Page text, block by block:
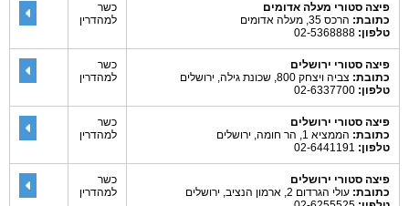
פיצה סטורי מעלה אדומים
כתובת: הרכס 35, מעלה אדומים
טלפון:
כשר
למהדרין
פיצה סטורי ירושלים
כתובת: צביה ויצחק 800, שכונת גילה, ירושלים
טלפון:
כשר
למהדרין
פיצה סטורי ירושלים
כתובת: הממציא 1, הר חומה, ירושלים
טלפון:
כשר
למהדרין
פיצה סטורי ירושלים
כתובת: עולי הגרדום 2, ארמון הנציב, ירושלים
כשר
למהדרין